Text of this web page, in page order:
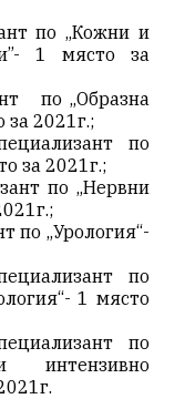
по „Кожни и
1 място за
по „Образна
за 2021г.;
по
за 2021г.;
по „Нервни
по „Урология“-
по
1 място
по
интензивно